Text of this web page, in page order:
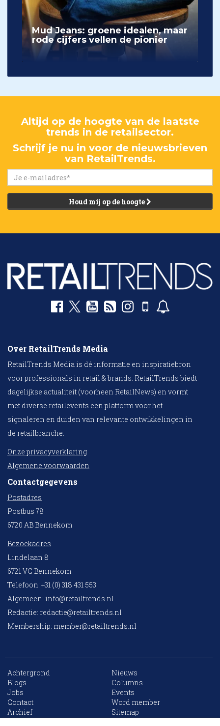
Mud Jeans: groene idealen, maar
rode cijfers vellen de pionier
Altijd op de hoogte van de laatste
trends in de retailsector.
Schrijf je nu in voor de nieuwsbrieven
van RetailTrends.
Houd mij op de hoogte
Over RetailTrends Media
RetailTrends Media is dé informatie en inspiratiebron
voor professionals in retail & brands. RetailTrends biedt
dagelijkse actualiteit (voorheen RetailNews) en vormt
met diverse retailevents een platform voor het
signaleren en duiden van relevante ontwikkelingen in
de retailbranche.
Onze privacyverklaring
Algemene voorwaarden
Contactgegevens
Postadres
Postbus 78
6720 AB Bennekom
Bezoekadres
Lindelaan 8
6721 VC Bennekom
Telefoon: +31 (0) 318 431 553
Algemeen: info@retailtrends.nl
Redactie: redactie@retailtrends.nl
Membership: member@retailtrends.nl
Achtergrond
Nieuws
Blogs
Columns
Jobs
Events
Contact
Word member
Archief
Sitemap